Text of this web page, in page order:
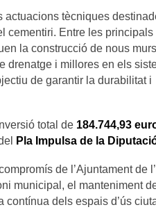
actuacions tècniques
cementiri. Entre les principals
la construcció de nous
drenatge i millores en els
de garantir la durabilitat i
total de 184.744,93
Pla Impulsa de la
de l’Ajuntament de
municipal, el manteniment
dels espais d’ús